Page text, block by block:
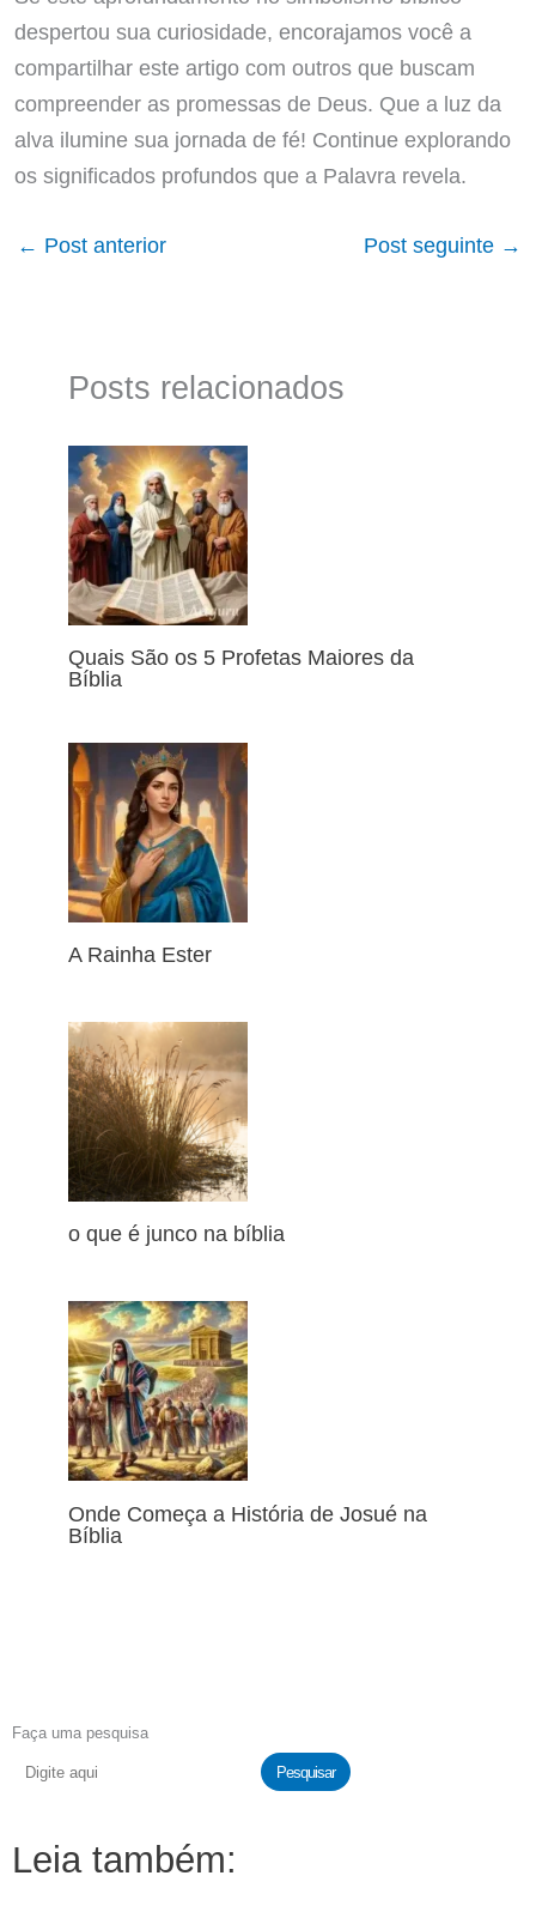
despertou sua curiosidade, encorajamos você a
compartilhar este artigo com outros que buscam
compreender as promessas de Deus. Que a luz da
alva ilumine sua jornada de fé! Continue explorando
os significados profundos que a Palavra revela.
← Post anterior Post seguinte →
Posts relacionados
Quais São os 5 Profetas Maiores da
Bíblia
A Rainha Ester
o que é junco na bíblia
Onde Começa a História de Josué na
Bíblia
Faça uma pesquisa
Pesquisar
Leia também: